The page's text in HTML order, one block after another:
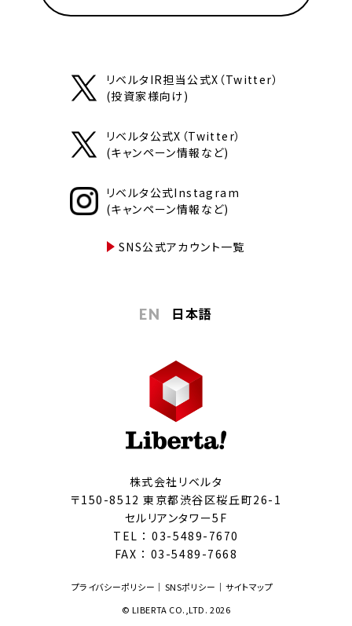
リベルタIR担当公式X（Twitter）
(投資家様向け)
リベルタ公式X（Twitter）
(キャンペーン情報など)
リベルタ公式Instagram
(キャンペーン情報など)
SNS公式アカウント一覧
EN 日本語
株式会社リベルタ
〒150-8512 東京都渋谷区桜丘町26-1
セルリアンタワー5F
TEL ：03-5489-7670
FAX ： 03-5489-7668
プライバシーポリシー SNSポリシー
サイトマップ
© LIBERTA CO.,LTD. 2026